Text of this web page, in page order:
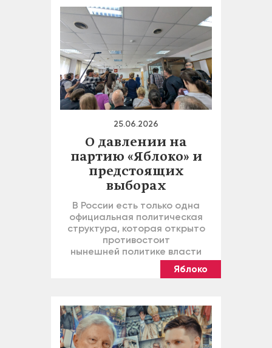
25.06.2026
О давлении на
партию «Яблоко» и
предстоящих
выборах
В России есть только одна
официальная политическая
структура, которая открыто
противостоит
нынешней политике власти
Яблоко